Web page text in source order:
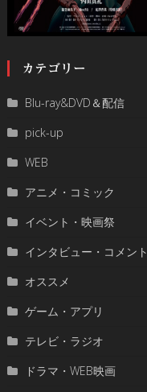
カテゴリー
Blu-ray&DVD＆配信
pick-up
WEB
アニメ・コミック
イベント・映画祭
インタビュー・コメント
オススメ
ゲーム・アプリ
テレビ・ラジオ
ドラマ・WEB映画